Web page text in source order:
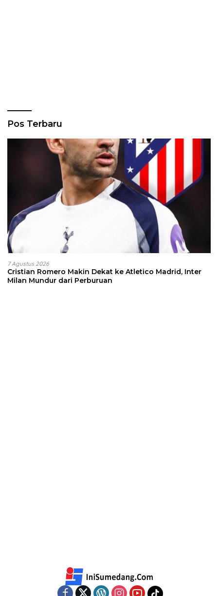
Pos Terbaru
7 Agustus 2026
Cristian Romero Makin Dekat ke Atletico Madrid, Inter
Milan Mundur dari Perburuan